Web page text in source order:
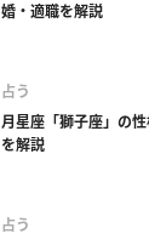
婚・適職を解説
占う
月星座「獅子座」の
を解説
占う